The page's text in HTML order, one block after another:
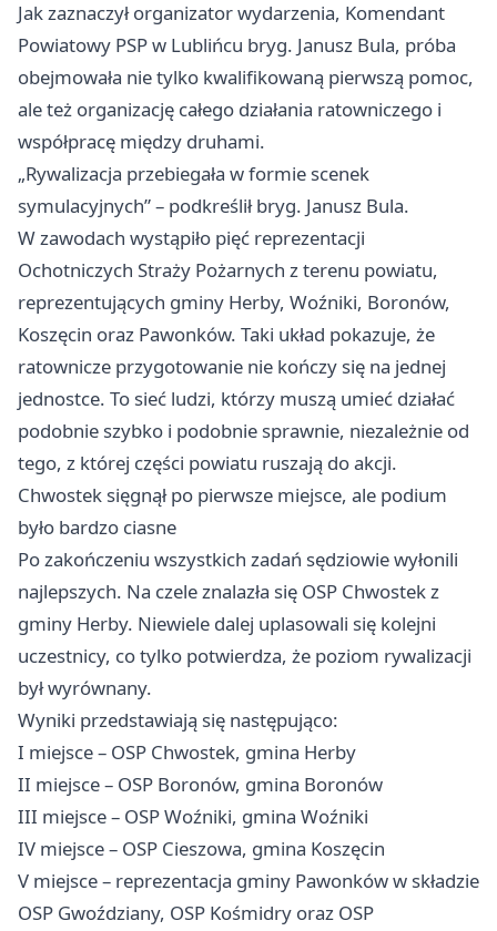
Jak zaznaczył organizator wydarzenia, Komendant
Powiatowy PSP w Lublińcu bryg. Janusz Bula, próba
obejmowała nie tylko kwalifikowaną pierwszą pomoc,
ale też organizację całego działania ratowniczego i
współpracę między druhami.
„Rywalizacja przebiegała w formie scenek
symulacyjnych” – podkreślił bryg. Janusz Bula.
W zawodach wystąpiło pięć reprezentacji
Ochotniczych Straży Pożarnych z terenu powiatu,
reprezentujących gminy Herby, Woźniki, Boronów,
Koszęcin oraz Pawonków. Taki układ pokazuje, że
ratownicze przygotowanie nie kończy się na jednej
jednostce. To sieć ludzi, którzy muszą umieć działać
podobnie szybko i podobnie sprawnie, niezależnie od
tego, z której części powiatu ruszają do akcji.
Chwostek sięgnął po pierwsze miejsce, ale podium
było bardzo ciasne
Po zakończeniu wszystkich zadań sędziowie wyłonili
najlepszych. Na czele znalazła się OSP Chwostek z
gminy Herby. Niewiele dalej uplasowali się kolejni
uczestnicy, co tylko potwierdza, że poziom rywalizacji
był wyrównany.
Wyniki przedstawiają się następująco:
I miejsce – OSP Chwostek, gmina Herby
II miejsce – OSP Boronów, gmina Boronów
III miejsce – OSP Woźniki, gmina Woźniki
IV miejsce – OSP Cieszowa, gmina Koszęcin
V miejsce – reprezentacja gminy Pawonków w składzie
OSP Gwoździany, OSP Kośmidry oraz OSP